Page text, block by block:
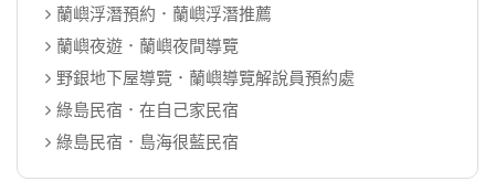
蘭嶼浮潛預約．蘭嶼浮潛推薦
蘭嶼夜遊．蘭嶼夜間導覽
野銀地下屋導覽．蘭嶼導覽解說員預約處
綠島民宿．在自己家民宿
綠島民宿．島海很藍民宿